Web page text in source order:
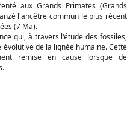
aux Grands Primates (Grands
l'ancêtre commun le plus récent
(7 Ma).
qui, à travers l'étude des fossiles,
de la lignée humaine. Cette
remise en cause lorsque de